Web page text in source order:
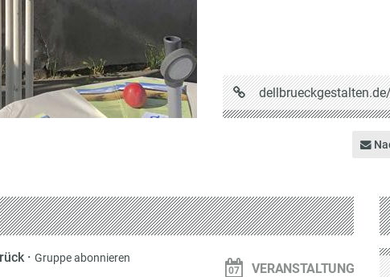
URL
auf
· Gruppe abonnieren
VERANSTALTUNG